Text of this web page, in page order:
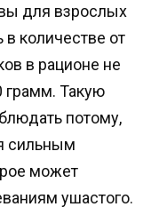
для взрослых
количестве от
в рационе не
грамм. Такую
потому,
сильным
может
ушастого.